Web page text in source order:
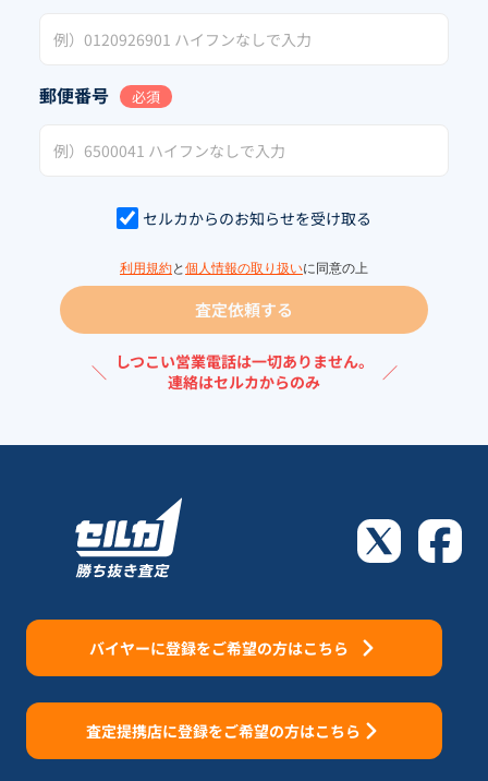
郵便番号 必須
セルカからのお知らせを受け取る
利用規約と 個人情報の取り扱いに同意の上
査定依頼する
＼ しつこい営業電話は一切ありません。
連絡はセルカからのみ
／
バイヤーに登録をご希望の方はこちら
査定提携店に登録をご希望の方はこちら